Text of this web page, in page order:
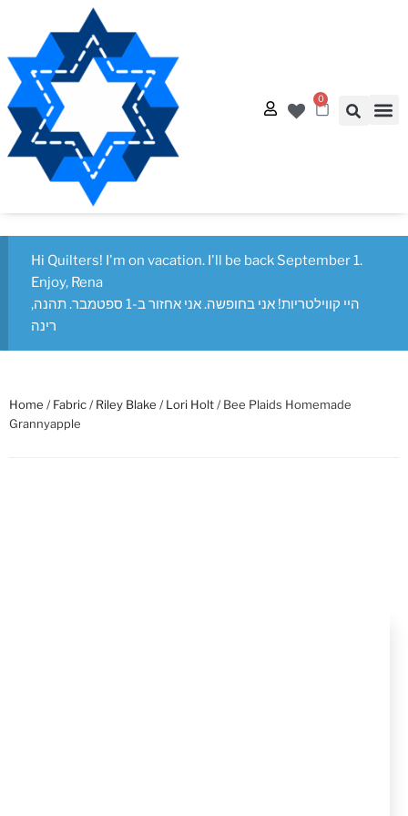
0
Hi Quilters! I'm on vacation. I'll be back September 1.
Enjoy, Rena
היי קווילטריות! אני בחופשה. אני אחזור ב-1 ספטמבר. תהנה,
רינה
Home /Fabric/Riley Blake /Lori Holt/ Bee Plaids Homemade
Grannyapple